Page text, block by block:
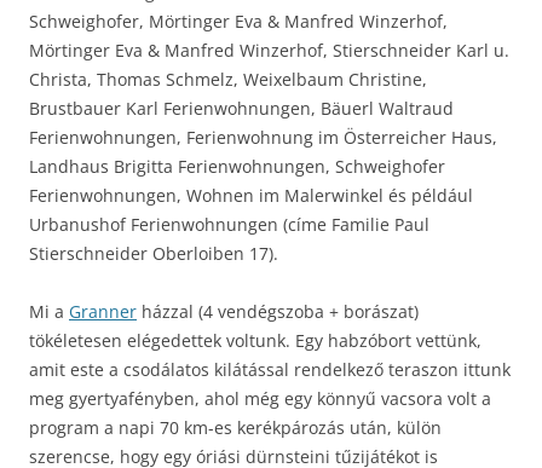
Schweighofer, Mörtinger Eva & Manfred Winzerhof,
Mörtinger Eva & Manfred Winzerhof, Stierschneider Karl u.
Christa, Thomas Schmelz, Weixelbaum Christine,
Brustbauer Karl Ferienwohnungen, Bäuerl Waltraud
Ferienwohnungen, Ferienwohnung im Österreicher Haus,
Landhaus Brigitta Ferienwohnungen, Schweighofer
Ferienwohnungen, Wohnen im Malerwinkel és például
Urbanushof Ferienwohnungen (címe Familie Paul
Stierschneider Oberloiben 17).
Mi a Granner házzal (4 vendégszoba + borászat)
tökéletesen elégedettek voltunk. Egy habzóbort vettünk,
amit este a csodálatos kilátással rendelkező teraszon ittunk
meg gyertyafényben, ahol még egy könnyű vacsora volt a
program a napi 70 km-es kerékpározás után, külön
szerencse, hogy egy óriási dürnsteini tűzijátékot is